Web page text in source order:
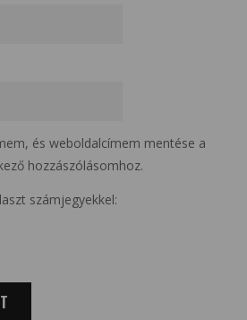
és weboldalcímem mentése a
hozzászólásomhoz.
számjegyekkel: